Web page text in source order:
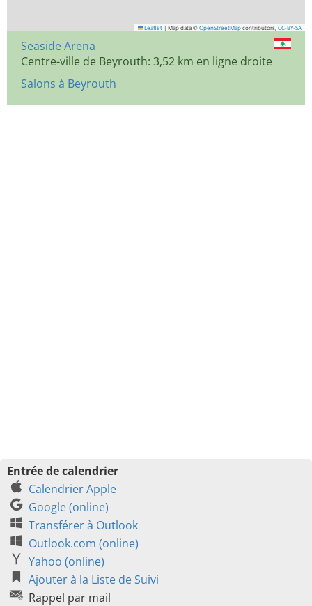
Leaflet | Map data © OpenStreetMap contributors, CC-BY-SA
Seaside Arena
Centre-ville de Beyrouth: 3,52 km en ligne droite
Salons à Beyrouth
Entrée de calendrier
Calendrier Apple
Google (online)
Transférer à Outlook
Outlook.com (online)
Yahoo (online)
Ajouter à la Liste de Suivi
Rappel par mail